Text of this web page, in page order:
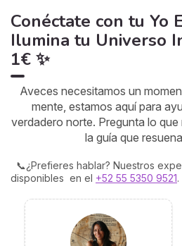
Conéctate con tu Yo
Ilumina tu Universo
1€ ✨
Aveces necesitamos un
mente, estamos aquí para
verdadero norte. Pregunta lo
la guía que
📞¿Prefieres hablar? Nuestros
disponibles en el +52 55 5350 9521.